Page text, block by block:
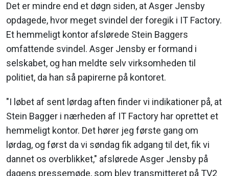
Det er mindre end et døgn siden, at Asger Jensby
opdagede, hvor meget svindel der foregik i IT Factory.
Et hemmeligt kontor afslørede Stein Baggers
omfattende svindel. Asger Jensby er formand i
selskabet, og han meldte selv virksomheden til
politiet, da han så papirerne på kontoret.
"I løbet af sent lørdag aften finder vi indikationer på, at
Stein Bagger i nærheden af IT Factory har oprettet et
hemmeligt kontor. Det hører jeg første gang om
lørdag, og først da vi søndag fik adgang til det, fik vi
dannet os overblikket," afslørede Asger Jensby på
dagens pressemøde, som blev transmitteret på TV2